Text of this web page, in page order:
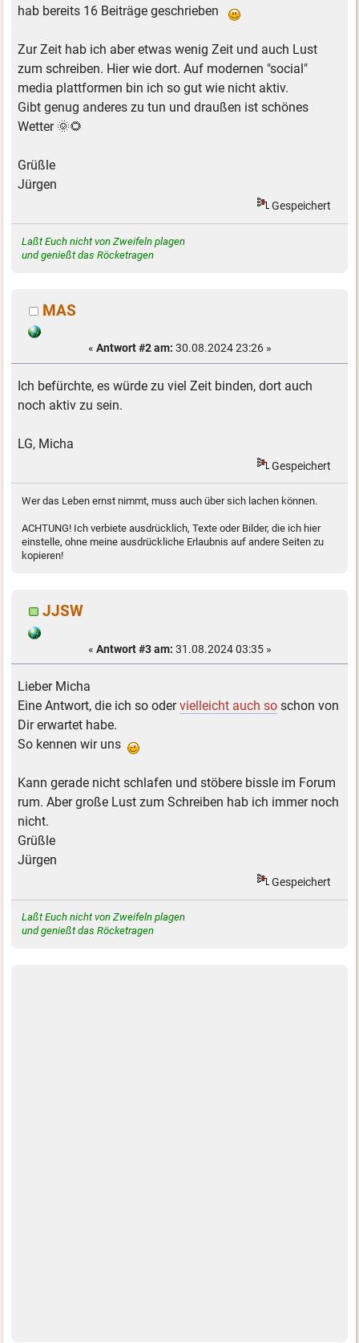
hab bereits 16 Beiträge geschrieben
Zur Zeit hab ich aber etwas wenig Zeit und auch Lust
zum schreiben. Hier wie dort. Auf modernen "social"
media plattformen bin ich so gut wie nicht aktiv.
Gibt genug anderes zu tun und draußen ist schönes
Wetter 🌞🌻
Grüßle
Jürgen
Gespeichert
Laßt Euch nicht von Zweifeln plagen
und genießt das Röcketragen
MAS
« Antwort #2 am: 30.08.2024 23:26 »
Ich befürchte, es würde zu viel Zeit binden, dort auch
noch aktiv zu sein.
LG, Micha
Gespeichert
Wer das Leben ernst nimmt, muss auch über sich lachen können.
ACHTUNG! Ich verbiete ausdrücklich, Texte oder Bilder, die ich hier
einstelle, ohne meine ausdrückliche Erlaubnis auf andere Seiten zu
kopieren!
JJSW
« Antwort #3 am: 31.08.2024 03:35 »
Lieber Micha
Eine Antwort, die ich so odervielleicht auch so schon von
Dir erwartet habe.
So kennen wir uns
Kann gerade nicht schlafen und stöbere bissle im Forum
rum. Aber große Lust zum Schreiben hab ich immer noch
nicht.
Grüßle
Jürgen
Gespeichert
Laßt Euch nicht von Zweifeln plagen
und genießt das Röcketragen